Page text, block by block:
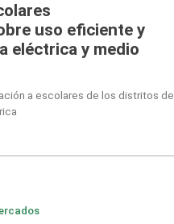
uso eficiente y
eléctrica y medio
a escolares de los distritos de